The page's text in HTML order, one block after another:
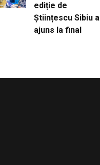
ediție de
Științescu Sibiu a
ajuns la final